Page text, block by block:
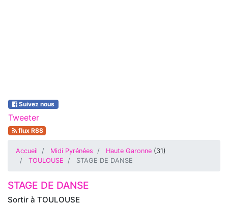
Suivez nous
Tweeter
flux RSS
Accueil Midi Pyrénées Haute Garonne (31)
TOULOUSE
STAGE DE DANSE
Sortir à TOULOUSE
STAGE DE DANSE